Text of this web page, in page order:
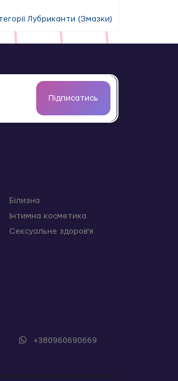
Лубриканти (Змазки)
Підписатись
Білизна
Інтимна косметика
Сексуальне здоров'я
+380960690669